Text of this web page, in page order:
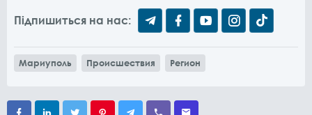
Підпишиться на нас:
Мариуполь Происшествия Регион